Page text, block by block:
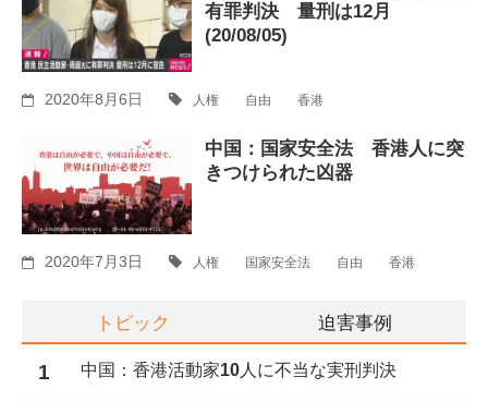
有罪判決 量刑は12月
(20/08/05)
2020年8月6日 人権 自由 香港
中国：国家安全法 香港人に突
きつけられた凶器
2020年7月3日 人権 国家安全法 自由 香港
トピック 迫害事例
1 中国：香港活動家10人に不当な実刑判決